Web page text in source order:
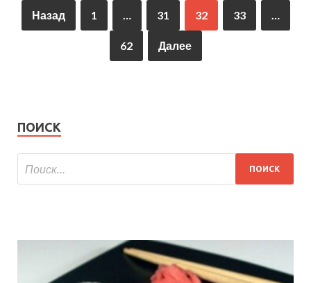
Назад 1 … 31 32 33 …
62 Далее
ПОИСК